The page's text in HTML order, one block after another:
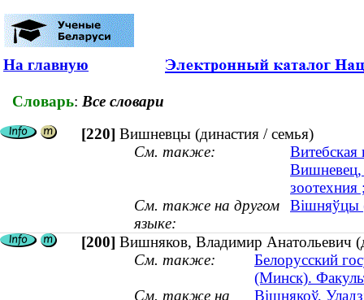
На главную
Словарь: Все словари
[220] Вишневцы (династия / семья)
См. также:
Витебская
Вишневец,
См. также на другом
языке:
Вішняўцы
[200] Вишняков, Владимир Анатольевич
См. также:
Белорусский
(Минск).
См. также на
Вішнякоў,